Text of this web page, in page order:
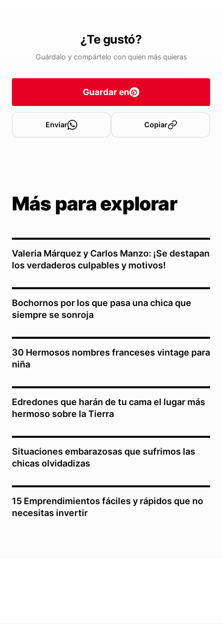
¿Te gustó?
Guárdalo y compártelo con quien más quieras
Guardar en
Enviar Copiar
Más para explorar
Valeria Márquez y Carlos Manzo: ¡Se destapan
los verdaderos culpables y motivos!
Bochornos por los que pasa una chica que
siempre se sonroja
30 Hermosos nombres franceses vintage para
niña
Edredones que harán de tu cama el lugar más
hermoso sobre la Tierra
Situaciones embarazosas que sufrimos las
chicas olvidadizas
15 Emprendimientos fáciles y rápidos que no
necesitas invertir